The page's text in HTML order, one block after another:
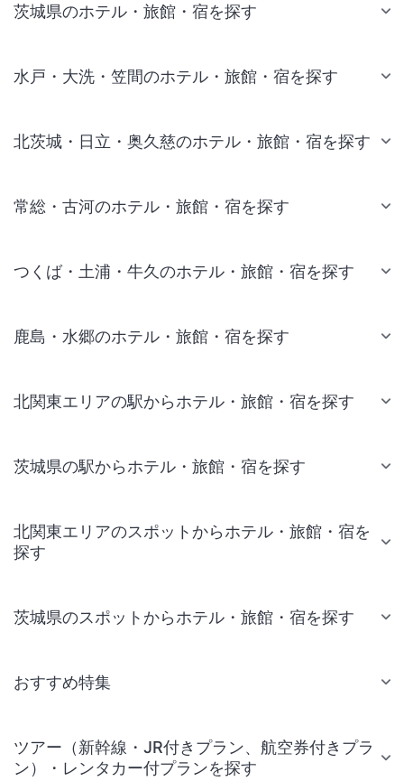
茨城県のホテル・旅館・宿を探す
水戸・大洗・笠間のホテル・旅館・宿を探す
北茨城・日立・奥久慈のホテル・旅館・宿を探す
常総・古河のホテル・旅館・宿を探す
つくば・土浦・牛久のホテル・旅館・宿を探す
鹿島・水郷のホテル・旅館・宿を探す
北関東エリアの駅からホテル・旅館・宿を探す
茨城県の駅からホテル・旅館・宿を探す
北関東エリアのスポットからホテル・旅館・宿を
探す
茨城県のスポットからホテル・旅館・宿を探す
おすすめ特集
ツアー（新幹線・JR付きプラン、航空券付きプラ
ン）・レンタカー付プランを探す